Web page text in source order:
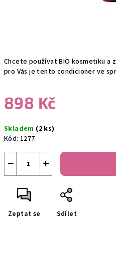
Chcete používat BIO kosmetiku a
pro Vás je tento condicioner ve
898 Kč
cena:
Skladem (2 ks)
Kód: 1277
+
−
Zeptat se Sdílet